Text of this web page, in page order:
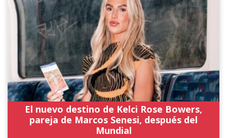
El nuevo destino de Kelci Rose Bowers,
pareja de Marcos Senesi, después del
Mundial